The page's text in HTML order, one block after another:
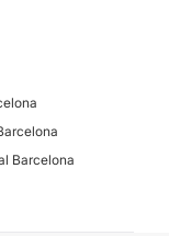
Barcelona